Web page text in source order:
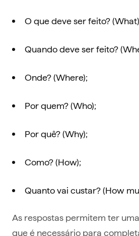
O que deve ser feito?
Quando deve ser feito?
Onde? (Where);
Por quem? (Who);
Por quê? (Why);
Como? (How);
Quanto vai custar? (How
As respostas permitem ter
que é necessário para